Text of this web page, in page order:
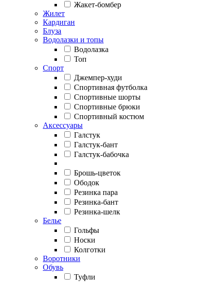
Жакет-бомбер
Жилет
Кардиган
Блуза
Водолазки и топы
Водолазка
Топ
Спорт
Джемпер-худи
Спортивная футболка
Спортивные шорты
Спортивные брюки
Спортивный костюм
Аксессуары
Галстук
Галстук-бант
Галстук-бабочка
Брошь-цветок
Ободок
Резинка пара
Резинка-бант
Резинка-шелк
Белье
Гольфы
Носки
Колготки
Воротники
Обувь
Туфли